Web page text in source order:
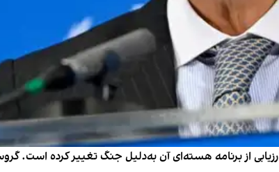
از برنامه هسته‌ای آن به‌دلیل جنگ تغییر کرده است.